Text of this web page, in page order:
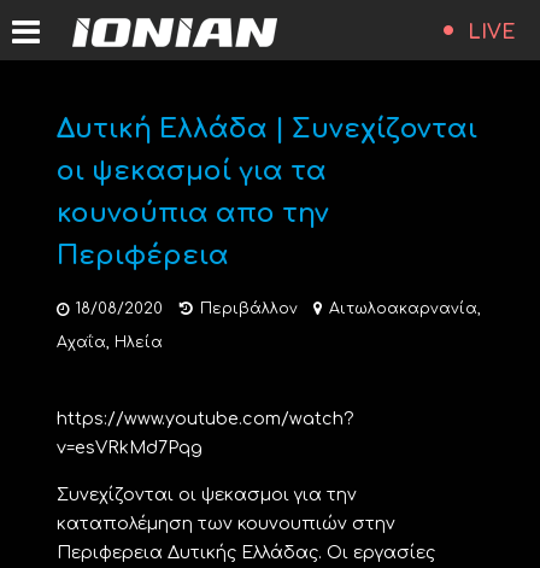
LIVE
Δυτική Ελλάδα | Συνεχίζονται
οι ψεκασμοί για τα
κουνούπια απο την
Περιφέρεια
18/08/2020 Περιβάλλον Αιτωλοακαρνανία,
Αχαΐα, Ηλεία
https://www.youtube.com/watch?
v=esVRkMd7Pqg
Συνεχίζονται οι ψεκασμοι για την
καταπολέμηση των κουνουπιών στην
Περιφερεια Δυτικής Ελλάδας. Οι εργασίες